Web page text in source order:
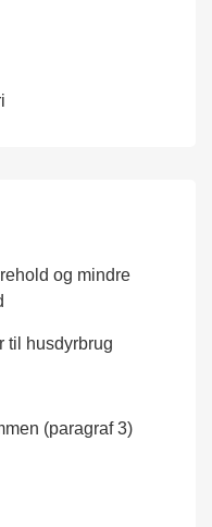
og mindre
til husdyrbrug
(paragraf 3)